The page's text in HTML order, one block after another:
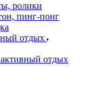
ролики
пинг-понг
отдых
отдых